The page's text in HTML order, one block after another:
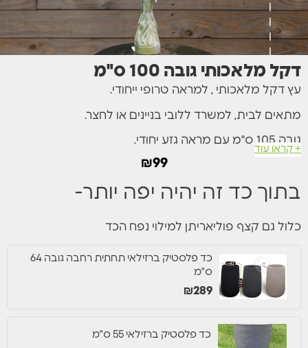
דקל מלאכותי גובה 100 ס"מ
עץ דקל מלאכותי , למראה טרופי ייחודי.
מתאים לבית, למשרד ללובי בניינים או לחצר.
גובה 105 ס"מ עם מראה גזע יחודי.
+ קראו עוד
₪99
בתוך כד זה יהיה יפה יותר-
כלול גם קצף פוליאריתן למילוי נפח הכד
כד פלסטיק ברזילאי תחתית רחבה גובה 64
ס"מ
₪289
כד פלסטיק ברזילאי 55 ס"מ